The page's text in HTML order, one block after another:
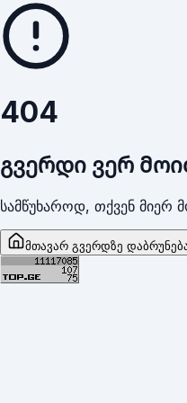
404
გვერდი ვერ
სამწუხაროდ, თქვენ მიერ
მთავარ გვერდზე